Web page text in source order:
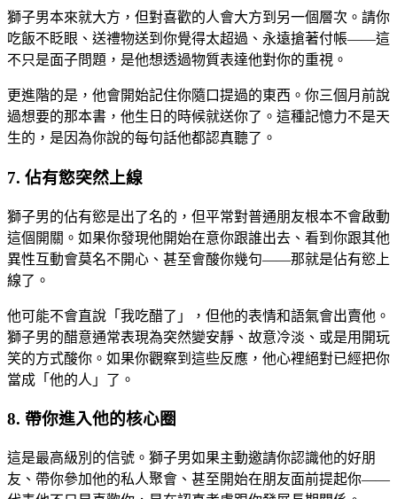
獅子男本來就大方，但對喜歡的人會大方到另一個層次。請你
吃飯不眨眼、送禮物送到你覺得太超過、永遠搶著付帳——這
不只是面子問題，是他想透過物質表達他對你的重視。
更進階的是，他會開始記住你隨口提過的東西。你三個月前說
過想要的那本書，他生日的時候就送你了。這種記憶力不是天
生的，是因為你說的每句話他都認真聽了。
7. 佔有慾突然上線
獅子男的佔有慾是出了名的，但平常對普通朋友根本不會啟動
這個開關。如果你發現他開始在意你跟誰出去、看到你跟其他
異性互動會莫名不開心、甚至會酸你幾句——那就是佔有慾上
線了。
他可能不會直說「我吃醋了」，但他的表情和語氣會出賣他。
獅子男的醋意通常表現為突然變安靜、故意冷淡、或是用開玩
笑的方式酸你。如果你觀察到這些反應，他心裡絕對已經把你
當成「他的人」了。
8. 帶你進入他的核心圈
這是最高級別的信號。獅子男如果主動邀請你認識他的好朋
友、帶你參加他的私人聚會、甚至開始在朋友面前提起你——